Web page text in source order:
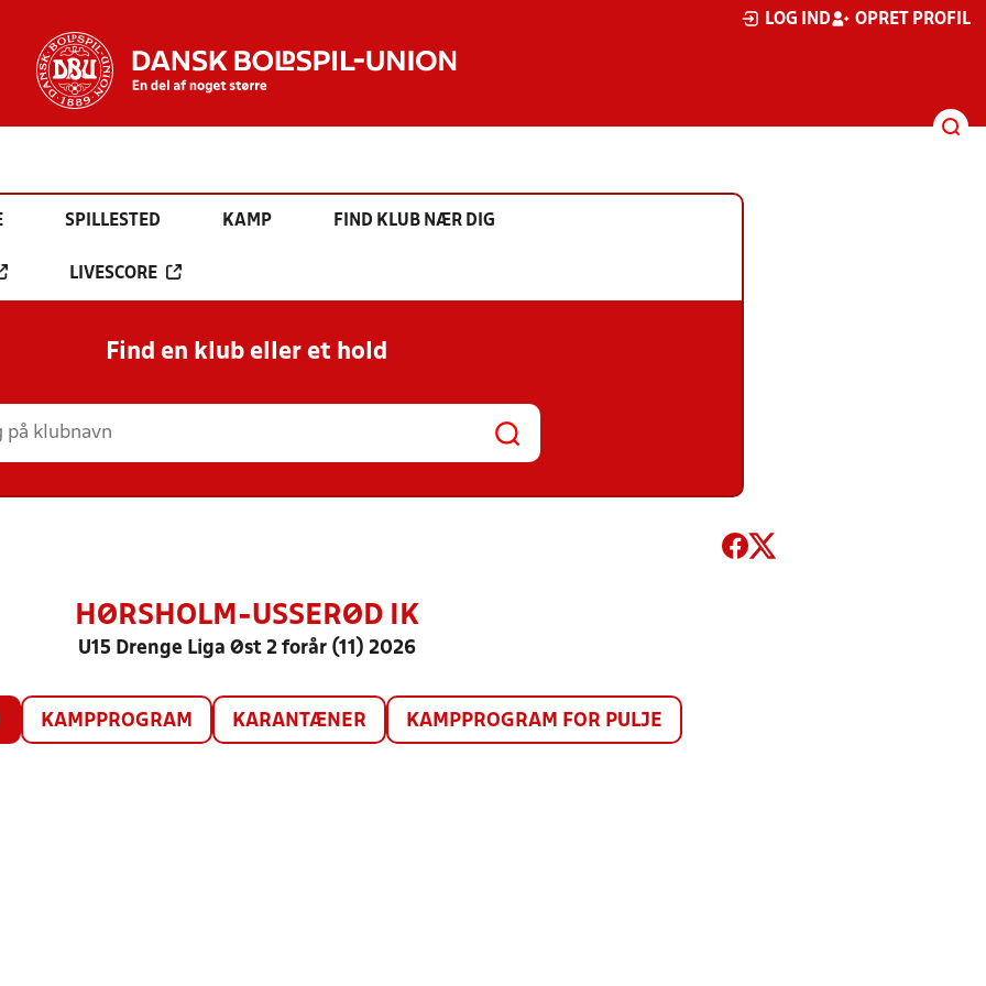
LOG IND OPRET PROFIL
SPILLESTED KAMP FIND KLUB NÆR DIG
LIVESCORE
Find en klub eller et hold
HØRSHOLM-USSERØD IK
U15 Drenge Liga Øst 2 forår (11) 2026
KAMPPROGRAM KARANTÆNER KAMPPROGRAM FOR PULJE